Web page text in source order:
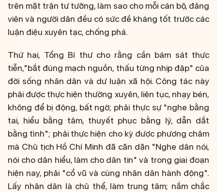
trên mặt trận tư tưởng, làm sao cho mỗi cán bộ, đảng
viên và người dân đều có sức đề kháng tốt trước các
luận điệu xuyên tạc, chống phá.
Thứ hai, Tổng Bí thư cho rằng cần bám sát thực
tiễn,"bắt đúng mạch nguồn, thấu từng nhịp đập" của
đời sống nhân dân và dư luận xã hội. Công tác này
phải được thực hiện thường xuyên, liên tục, nhạy bén,
không để bị động, bất ngờ; phải thực sự "nghe bằng
tai, hiểu bằng tâm, thuyết phục bằng lý, dẫn dắt
bằng tình"; phải thực hiện cho kỳ được phương châm
mà Chủ tịch Hồ Chí Minh đã căn dặn "Nghe dân nói,
nói cho dân hiểu, làm cho dân tin" và trong giai đoạn
hiện nay, phải "cổ vũ và cùng nhân dân hành động".
Lấy nhân dân là chủ thể, làm trung tâm; nắm chắc